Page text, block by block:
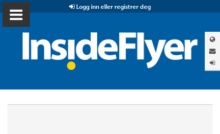
Logg inn eller registrer deg